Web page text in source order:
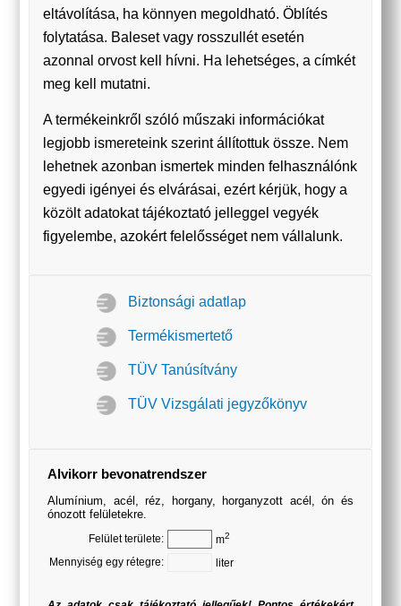
eltávolítása, ha könnyen megoldható. Öblítés
folytatása. Baleset vagy rosszullét esetén
azonnal orvost kell hívni. Ha lehetséges, a címkét
meg kell mutatni.
A termékeinkről szóló műszaki információkat
legjobb ismereteink szerint állítottuk össze. Nem
lehetnek azonban ismertek minden felhasználónk
egyedi igényei és elvárásai, ezért kérjük, hogy a
közölt adatokat tájékoztató jelleggel vegyék
figyelembe, azokért felelősséget nem vállalunk.
Biztonsági adatlap
Termékismertető
TÜV Tanúsítvány
TÜV Vizsgálati jegyzőkönyv
Alvikorr bevonatrendszer
Alumínium, acél, réz, horgany, horganyzott acél, ón és
ónozott felületekre.
Felület területe: m2
Mennyiség egy rétegre: liter